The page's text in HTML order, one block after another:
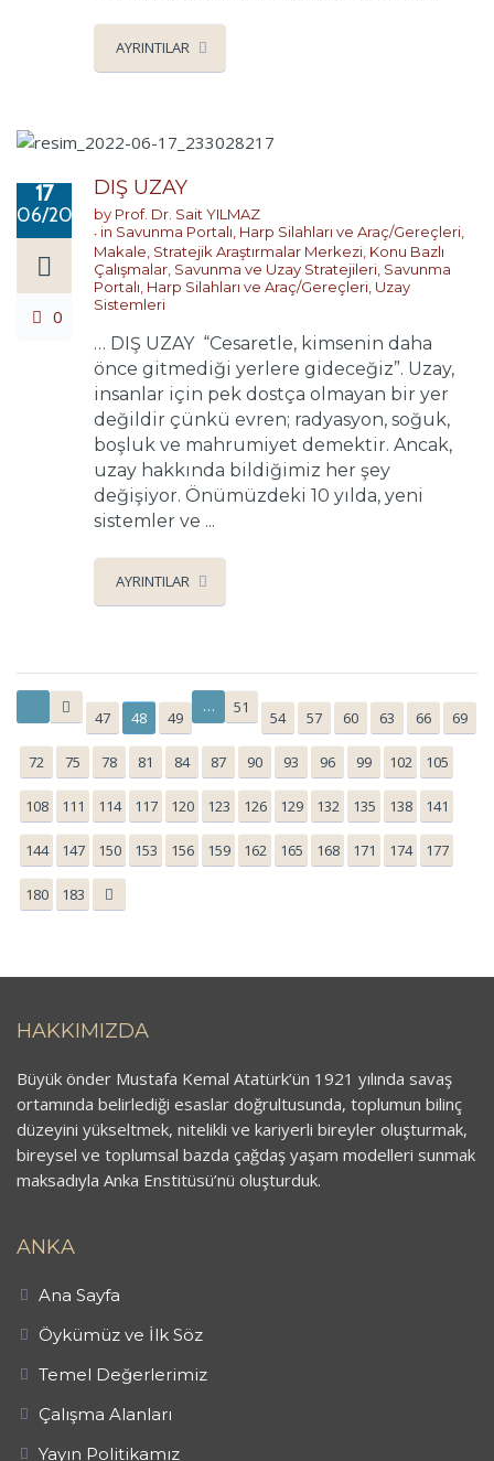
AYRINTILAR
17
06/2022
0
DIŞ UZAY
by Prof. Dr. Sait YILMAZ
in Savunma Portalı Harp Silahları ve Araç/Gereçleri
Makale Stratejik Araştırmalar Merkezi Konu Bazlı
Çalışmalar Savunma ve Uzay Stratejileri Savunma
Portalı Harp Silahları ve Araç/Gereçleri Uzay
Sistemleri
… DIŞ UZAY “Cesaretle, kimsenin daha
önce gitmediği yerlere gideceğiz”. Uzay,
insanlar için pek dostça olmayan bir yer
değildir çünkü evren; radyasyon, soğuk,
boşluk ve mahrumiyet demektir. Ancak,
uzay hakkında bildiğimiz her şey
değişiyor. Önümüzdeki 10 yılda, yeni
sistemler ve ...
AYRINTILAR
47 48 49
… 51
54 57 60 63 66 69
72 75 78 81 84 87 90 93 96 99 102 105
108 111 114 117 120 123 126 129 132 135 138 141
144 147 150 153 156 159 162 165 168 171 174 177
180 183
HAKKIMIZDA
Büyük önder Mustafa Kemal Atatürk’ün 1921 yılında savaş
ortamında belirlediği esaslar doğrultusunda, toplumun bilinç
düzeyini yükseltmek, nitelikli ve kariyerli bireyler oluşturmak,
bireysel ve toplumsal bazda çağdaş yaşam modelleri sunmak
maksadıyla Anka Enstitüsü’nü oluşturduk.
ANKA
Ana Sayfa
Öykümüz ve İlk Söz
Temel Değerlerimiz
Çalışma Alanları
Yayın Politikamız